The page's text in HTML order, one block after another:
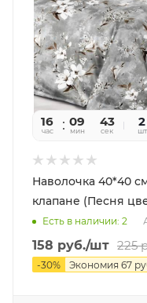
16
час
09
мин
41
сек
2
шт
Наволочка 40*40
клапане (Песня
Есть в наличии: 2
158 руб./шт 225
-30% Экономия 67